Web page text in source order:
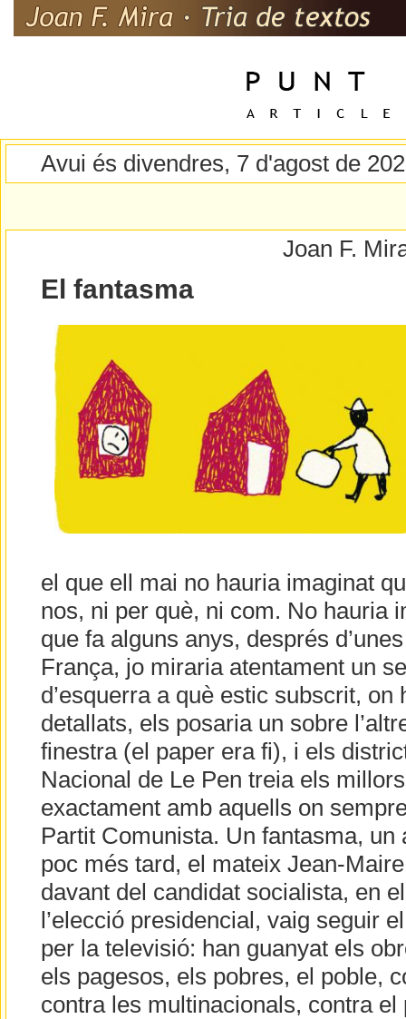
Avui és divendres, 7 d'agost de
Joan F.
El fantasma
el que ell mai no hauria imaginat
nos, ni per què, ni com. No hauria
que fa alguns anys, després
França, jo miraria atentament un
d’esquerra a què estic subscrit, on
detallats, els posaria un sobre
finestra (el paper era fi), i els
Nacional de Le Pen treia els
exactament amb aquells on
Partit Comunista. Un fantasma, un
poc més tard, el mateix Jean-
davant del candidat socialista, en
l’elecció presidencial, vaig seguir
per la televisió: han guanyat els
els pagesos, els pobres, el poble,
contra les multinacionals, contra el